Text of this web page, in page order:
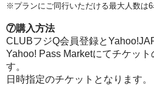
※プランにご同行いただける最大人数は6
⑦購入方法
CLUBフジQ会員登録と
Yahoo! Pass Marketにてチケッ
す。
日時指定のチケットとなります。